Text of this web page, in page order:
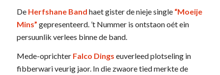
De Herfshane Band haet gister de nieje single “Moeije
Mins” gepresenteerd. ’t Nummer is ontstaon oét ein
persuunlik verlees binne de band.
Mede-oprichter Falco Dings euverleed plotseling in
fibberwari veurig jaor. In die zwaore tied merkte de